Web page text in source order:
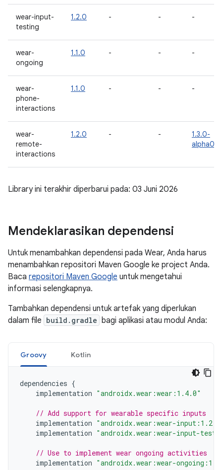
wear-input-
testing
1.2.0 - - -
wear-
ongoing
1.1.0 - - -
wear-
phone-
interactions
1.1.0 - - -
wear-
remote-
interactions
1.2.0 - -
1.3.0-
alpha01
Library ini terakhir diperbarui pada: 03 Juni 2026
Mendeklarasikan dependensi
Untuk menambahkan dependensi pada Wear, Anda harus
menambahkan repositori Maven Google ke project Anda.
Baca repositori Maven Google untuk mengetahui
informasi selengkapnya.
Tambahkan dependensi untuk artefak yang diperlukan
dalam file build.gradle bagi aplikasi atau modul Anda:
Groovy Kotlin
dependencies {
implementation "androidx.wear:wear:1.4.0"
// Add support for wearable specific inputs
implementation "androidx.wear:wear-
implementation "androidx.wear:wear-input-
// Use to implement wear ongoing activities
implementation "androidx.wear:wear-